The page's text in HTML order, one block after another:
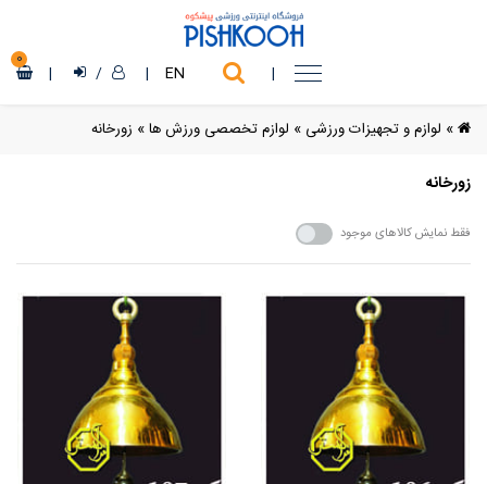
|
EN
|
/
|
0
» لوازم و تجهیزات ورزشی » لوازم تخصصی ورزش ها» زورخانه
زورخانه
فقط نمایش کالاهای موجود